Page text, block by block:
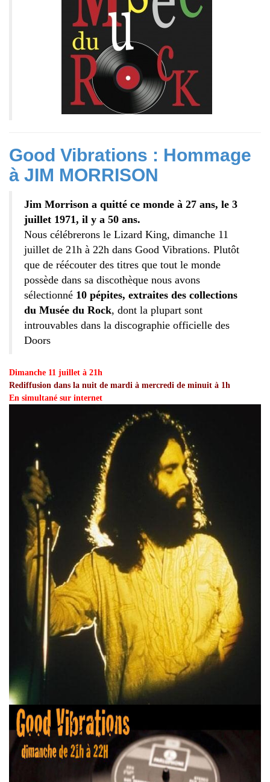
Good Vibrations : Hommage
à JIM MORRISON
Jim Morrison a quitté ce monde à 27 ans, le 3
juillet 1971, il y a 50 ans.
Nous célébrerons le Lizard King, dimanche 11
juillet de 21h à 22h dans Good Vibrations. Plutôt
que de réécouter des titres que tout le monde
possède dans sa discothèque nous avons
sélectionné 10 pépites, extraites des collections
du Musée du Rock, dont la plupart sont
introuvables dans la discographie officielle des
Doors
Dimanche 11 juillet à 21h
Rediffusion dans la nuit de mardi à mercredi de minuit à 1h
En simultané sur internet